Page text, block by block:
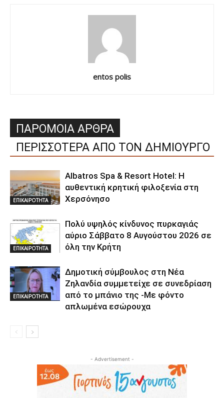
entos polis
ΠΑΡΟΜΟΙΑ ΑΡΘΡΑ
ΠΕΡΙΣΣΟΤΕΡΑ ΑΠΟ ΤΟΝ ΔΗΜΙΟΥΡΓΟ
ΕΠΙΚΑΙΡΟΤΗΤΑ
Albatros Spa & Resort Hotel: Η
αυθεντική κρητική φιλοξενία στη
Χερσόνησο
ΕΠΙΚΑΙΡΟΤΗΤΑ
Πολύ υψηλός κίνδυνος πυρκαγιάς
αύριο Σάββατο 8 Αυγούστου 2026 σε
όλη την Κρήτη
ΕΠΙΚΑΙΡΟΤΗΤΑ
Δημοτική σύμβουλος στη Νέα
Ζηλανδία συμμετείχε σε συνεδρίαση
από το μπάνιο της -Με φόντο
απλωμένα εσώρουχα
- Advertisement -